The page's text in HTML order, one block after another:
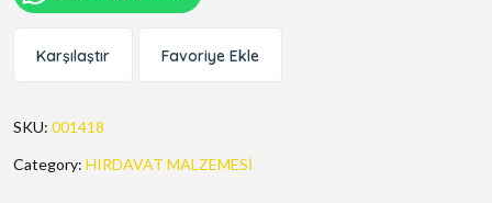
Karşılaştır Favoriye Ekle
SKU: 001418
Category: HIRDAVAT MALZEMESİ